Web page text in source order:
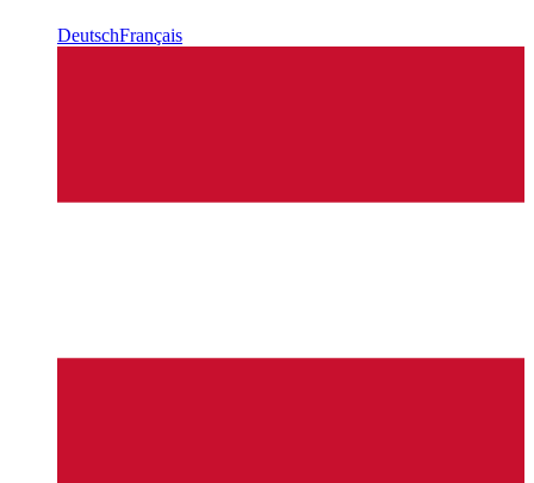
DeutschFrançais